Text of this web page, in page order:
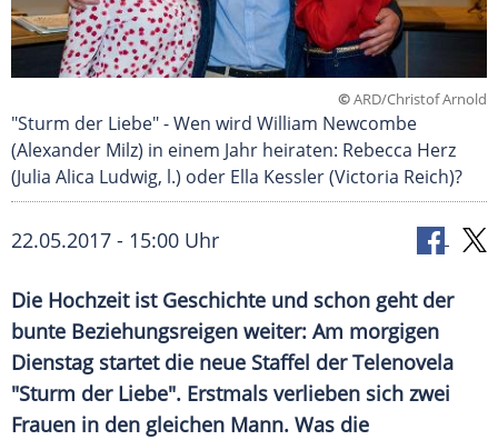
©ARD/Christof Arnold
"Sturm der Liebe" - Wen wird William Newcombe
(Alexander Milz) in einem Jahr heiraten: Rebecca Herz
(Julia Alica Ludwig, l.) oder Ella Kessler (Victoria Reich)?
22.05.2017 - 15:00 Uhr
Die Hochzeit ist Geschichte und schon geht der
bunte Beziehungsreigen weiter: Am morgigen
Dienstag startet die neue Staffel der Telenovela
"Sturm der Liebe". Erstmals verlieben sich zwei
Frauen in den gleichen Mann. Was die